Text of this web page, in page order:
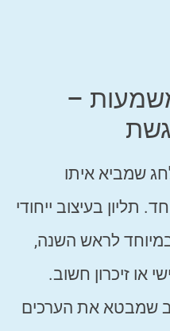
–
שמביא איתו
תליון בעיצוב ייחודי
לראש השנה,
או זיכרון חשוב.
שמבטא את הערכים